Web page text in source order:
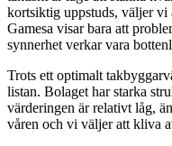
kortsiktig uppstuds, väljer
Gamesa visar bara att
synnerhet verkar vara
Trots ett optimalt
listan. Bolaget har starka
värderingen är relativt låg,
våren och vi väljer att kliva